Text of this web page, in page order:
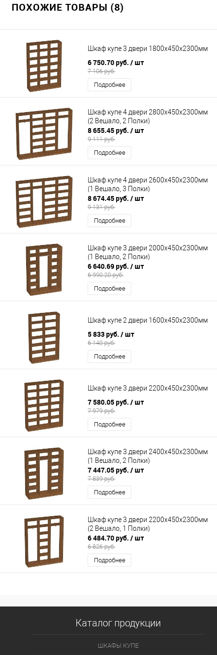
ПОХОЖИЕ ТОВАРЫ (8)
Шкаф купе 3 двери 1800х450х2300мм
6 750.70 руб. / шт
7 106 руб.
Подробнее
Шкаф купе 4 двери 2800х450х2300мм
(2 Вешало, 2 Полки)
8 655.45 руб. / шт
9 111 руб.
Подробнее
Шкаф купе 4 двери 2600х450х2300мм
(1 Вешало, 3 Полки)
8 674.45 руб. / шт
9 131 руб.
Подробнее
Шкаф купе 3 двери 2000х450х2300мм
(1 Вешало, 2 Полки)
6 640.69 руб. / шт
6 990.20 руб.
Подробнее
Шкаф купе 2 двери 1600х450х2300мм
5 833 руб. / шт
6 140 руб.
Подробнее
Шкаф купе 3 двери 2200х450х2300мм
7 580.05 руб. / шт
7 979 руб.
Подробнее
Шкаф купе 3 двери 2400х450х2300мм
(1 Вешало, 2 Полки)
7 447.05 руб. / шт
7 839 руб.
Подробнее
Шкаф купе 3 двери 2200х450х2300мм
(2 Вешало, 1 Полки)
6 484.70 руб. / шт
6 826 руб.
Подробнее
Каталог продукции
ШКАФЫ КУПЕ